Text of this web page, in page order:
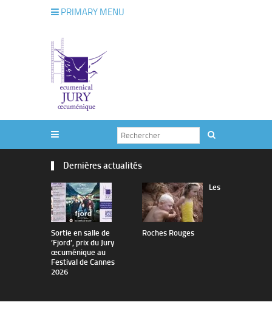
PRIMARY MENU
Dernières actualités
Sortie en salle de
’Fjord’, prix du Jury
œcuménique au
Festival de Cannes
2026
Les
Roches Rouges